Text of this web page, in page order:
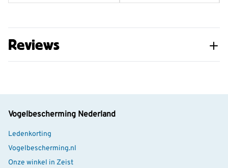
Reviews
Vogelbescherming Nederland
Ledenkorting
Vogelbescherming.nl
Onze winkel in Zeist